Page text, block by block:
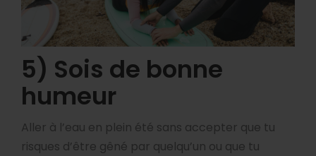
5) Sois de bonne
humeur
Aller à l’eau en plein été sans accepter que tu
risques d’être gêné par quelqu’un ou que tu